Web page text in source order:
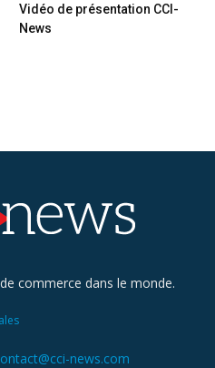
Vidéo de présentation CCI-
News
commerce dans le monde.
news.com